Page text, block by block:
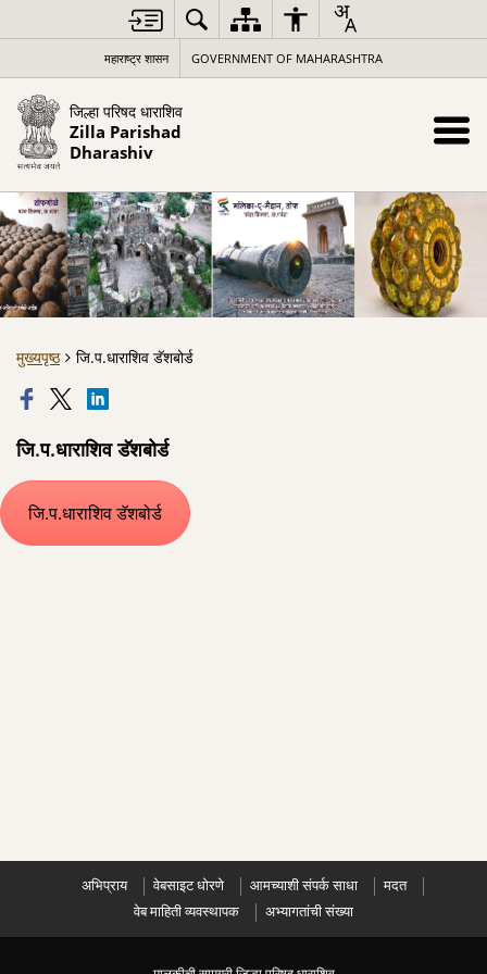
महाराष्ट्र शासन GOVERNMENT OF MAHARASHTRA
जिल्हा परिषद धाराशिव
Zilla Parishad
Dharashiv
मुख्यपृष्ठ जि.प.धाराशिव डॅशबोर्ड
जि.प.धाराशिव डॅशबोर्ड
जि.प.धाराशिव डॅशबोर्ड
अभिप्राय वेबसाइट धोरणे आमच्याशी संपर्क साधा
मदत
वेब माहिती व्यवस्थापक
अभ्यागतांची संख्या